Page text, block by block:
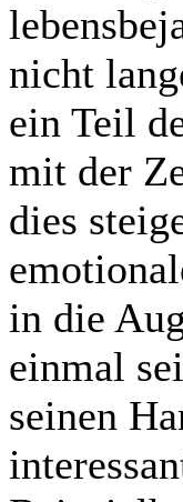
nicht
ein Teil
mit der
dies
in die
einmal
seinen